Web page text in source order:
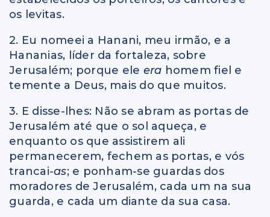
os levitas.
2. Eu nomeei a Hanani, meu irmão, e a
Hananias, líder da fortaleza, sobre
Jerusalém; porque ele era homem fiel e
temente a Deus, mais do que muitos.
3. E disse-lhes: Não se abram as portas de
Jerusalém até que o sol aqueça, e
enquanto os que assistirem ali
permanecerem, fechem as portas, e vós
trancai-as; e ponham-se guardas dos
moradores de Jerusalém, cada um na sua
guarda, e cada um diante da sua casa.